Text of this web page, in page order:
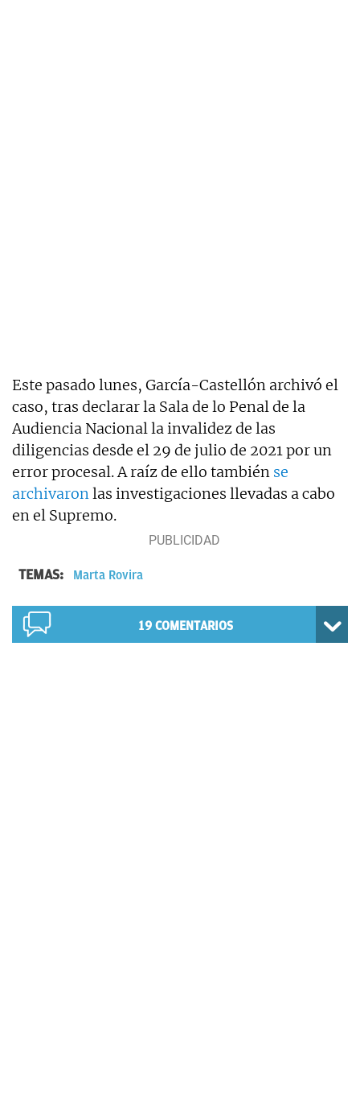
Este pasado lunes, García-Castellón archivó el
caso, tras declarar la Sala de lo Penal de la
Audiencia Nacional la invalidez de las
diligencias desde el 29 de julio de 2021 por un
error procesal. A raíz de ello también se
archivaronlas investigaciones llevadas a cabo
en el Supremo.
TEMAS: Marta Rovira
19 COMENTARIOS